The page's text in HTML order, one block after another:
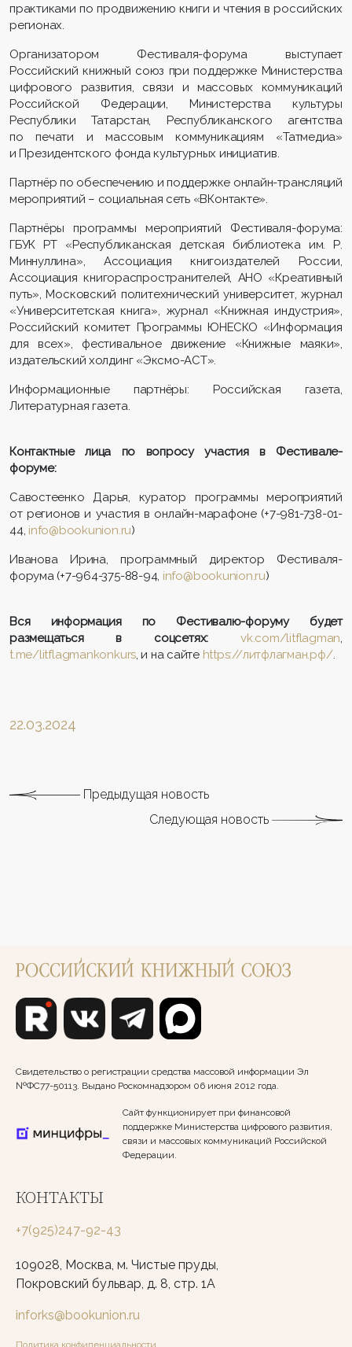
практиками по продвижению книги и чтения в российских
регионах.
Организатором Фестиваля-форума выступает
Российский книжный союз при поддержке Министерства
цифрового развития, связи и массовых коммуникаций
Российской Федерации, Министерства культуры
Республики Татарстан, Республиканского агентства
по печати и массовым коммуникациям «Татмедиа»
и Президентского фонда культурных инициатив.
Партнёр по обеспечению и поддержке онлайн-трансляций
мероприятий – социальная сеть «ВКонтакте».
Партнёры программы мероприятий Фестиваля-форума:
ГБУК РТ «Республиканская детская библиотека им. Р.
Миннуллина», Ассоциация книгоиздателей России,
Ассоциация книгораспространителей, АНО «Креативный
путь», Московский политехнический университет, журнал
«Университетская книга», журнал «Книжная индустрия»,
Российский комитет Программы ЮНЕСКО «Информация
для всех», фестивальное движение «Книжные маяки»,
издательский холдинг «Эксмо-АСТ».
Информационные партнёры: Российская газета,
Литературная газета.
Контактные лица по вопросу участия в Фестивале-
форуме:
Савостеенко Дарья, куратор программы мероприятий
от регионов и участия в онлайн-марафоне (+7-981-738-01-
44, info@bookunion.ru)
Иванова Ирина, программный директор Фестиваля-
форума (+7-964-375-88-94, info@bookunion.ru)
Вся информация по Фестивалю-форуму будет
размещаться в соцсетях:
vk.com/litflagman
t.me/litflagmankonkurs , и на сайте https://литфлагман.рф/.
22.03.2024
Предыдущая новость
Следующая новость
Свидетельство о регистрации средства массовой информации Эл
№ФС77-50113. Выдано Роскомнадзором 06 июня 2012 года.
Сайт функционирует при финансовой
поддержке Министерства цифрового развития,
связи и массовых коммуникаций Российской
Федерации.
КОНТАКТЫ
+7(925)247-92-43
109028, Москва, м. Чистые пруды,
Покровский бульвар, д. 8, стр. 1А
inforks@bookunion.ru